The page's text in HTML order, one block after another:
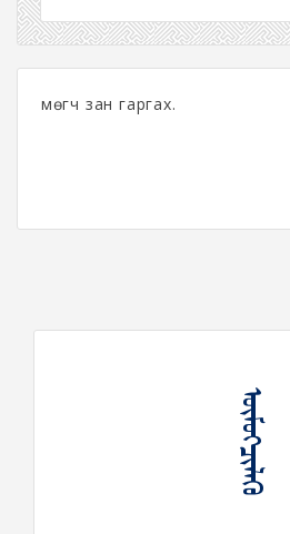
Өмөгч зан гаргах.
ᠥᠮᠦᠭᠴᠢᠯᠡᠬᠦ